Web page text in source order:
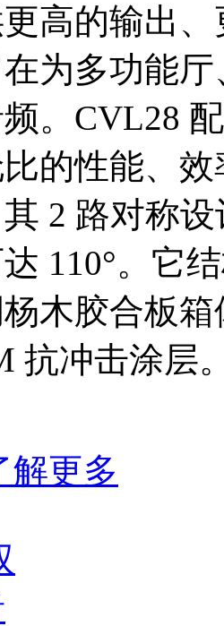
高的输出
为多功能
。CVL28
的性能、
2 路对称
110°。它
木胶合板
抗冲击涂层
解更多